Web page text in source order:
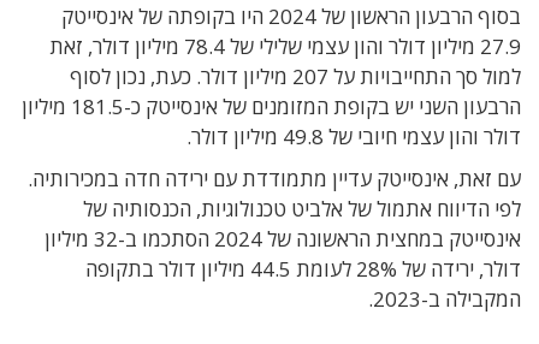
בסוף הרבעון הראשון של 2024 היו בקופתה של אינסייטק
27.9 מיליון דולר והון עצמי שלילי של 78.4 מיליון דולר, זאת
למול סך התחייבויות על 207 מיליון דולר. כעת, נכון לסוף
הרבעון השני יש בקופת המזומנים של אינסייטק כ-181.5 מיליון
דולר והון עצמי חיובי של 49.8 מיליון דולר.
עם זאת, אינסייטק עדיין מתמודדת עם ירידה חדה במכירותיה.
לפי הדיווח אתמול של אלביט טכנולוגיות, הכנסותיה של
אינסייטק במחצית הראשונה של 2024 הסתכמו ב-32 מיליון
דולר, ירידה של 28% לעומת 44.5 מיליון דולר בתקופה
המקבילה ב-2023.